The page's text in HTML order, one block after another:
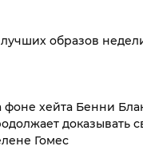
лучших образов
фоне хейта Бенни
доказывать
Гомес